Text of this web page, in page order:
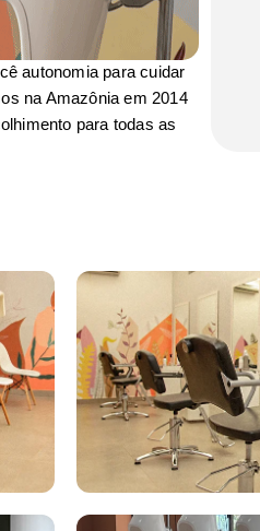
autonomia para cuidar
na Amazônia em 2014
para todas as